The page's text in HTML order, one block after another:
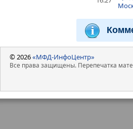
© 2026«МФД-ИнфоЦентр»
Все права защищены. Перепечатка